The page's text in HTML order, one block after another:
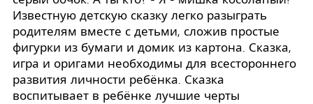
Известную детскую сказку легко разыграть
родителям вместе с детьми, сложив простые
фигурки из бумаги и домик из картона. Сказка,
игра и оригами необходимы для всестороннего
развития личности ребёнка. Сказка
воспитывает в ребёнке лучшие черты